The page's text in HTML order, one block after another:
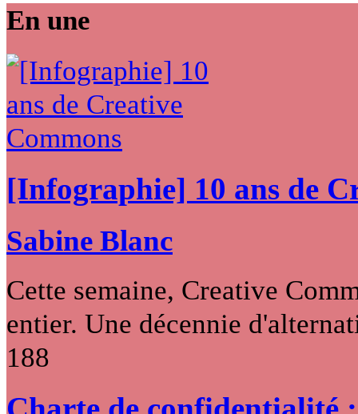
En une
[Infographie] 10 ans de
Sabine Blanc
Cette semaine, Creative
entier. Une décennie
188